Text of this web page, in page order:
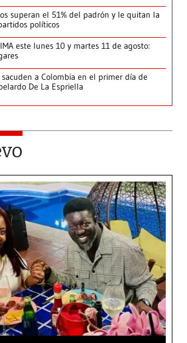
superan el 51% del padrón y le quitan la
políticos
este lunes 10 y martes 11 de agosto:
a Colombia en el primer día de
De La Espriella